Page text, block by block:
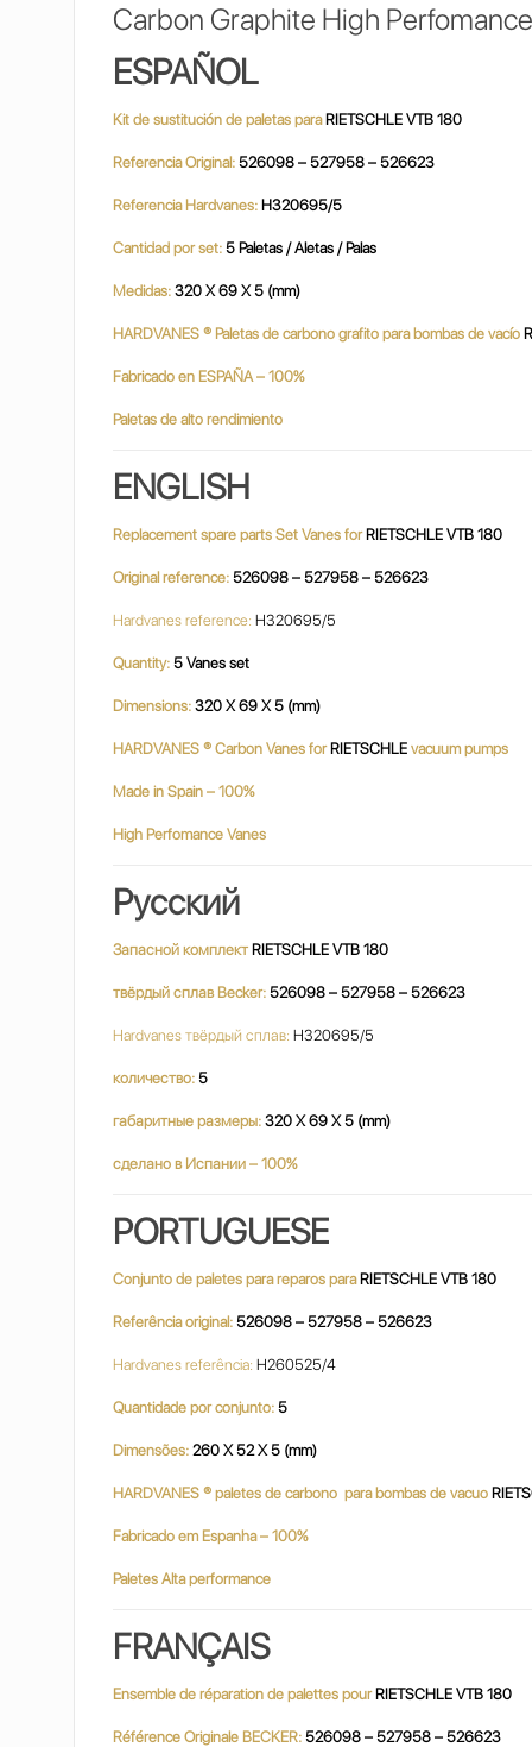
Carbon Graphite High
ESPAÑOL
Kit de sustitución de paletas para RIETSCHLE VTB 180
Referencia Original: 526098 – 527958 – 526623
Referencia Hardvanes: H320695/5
Cantidad por set:5 Paletas / Aletas / Palas
Medidas: 320 X 69 X 5 (mm)
HARDVANES ® Paletas de carbono grafito para bombas de vacío
Fabricado en ESPAÑA – 100%
Paletas de alto rendimiento
ENGLISH
Replacement spare parts Set Vanes for RIETSCHLE VTB 180
Original reference: 526098 – 527958 – 526623
Hardvanes reference: H320695/5
Quantity:5 Vanes set
Dimensions: 320 X 69 X 5 (mm)
HARDVANES ® Carbon Vanes for RIETSCHLEvacuum pumps
Made in Spain – 100%
High Perfomance Vanes
Русский
Запасной комплект RIETSCHLE VTB 180
твёрдый сплав Becker: 526098 – 527958 – 526623
Hardvanes твёрдый сплав: H320695/5
количество: 5
габаритные размеры: 320 X 69 X 5 (mm)
сделано в Испании – 100%
PORTUGUESE
Conjunto de paletes para reparos para RIETSCHLE VTB 180
Referência original: 526098 – 527958 – 526623
Hardvanes referência: H260525/4
Quantidade por conjunto:5
Dimensões: 260 X 52 X 5 (mm)
HARDVANES ® paletes de carbono para bombas de vacuo
Fabricado em Espanha – 100%
Paletes Alta performance
FRANÇAIS
Ensemble de réparation de palettes pour RIETSCHLE VTB 180
Référence Originale BECKER: 526098 – 527958 – 526623